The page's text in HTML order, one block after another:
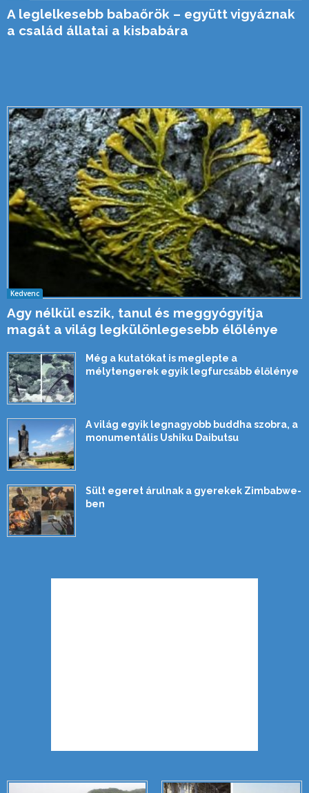
A leglelkesebb babaőrök – együtt vigyáznak
a család állatai a kisbabára
Kedvenc
Agy nélkül eszik, tanul és meggyógyítja
magát a világ legkülönlegesebb élőlénye
Még a kutatókat is meglepte a
mélytengerek egyik legfurcsább élőlénye
A világ egyik legnagyobb buddha szobra, a
monumentális Ushiku Daibutsu
Sült egeret árulnak a gyerekek Zimbabwe-
ben